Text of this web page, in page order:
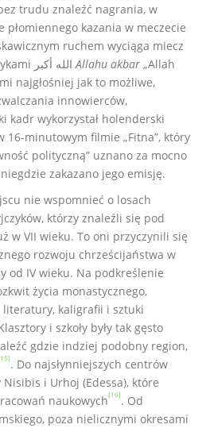
trudu znaleźć nagrania, w
płomiennego kazania w meczecie
ruchem wyciąga miecz
Allahu akbar „Allah
najgłośniej jak to możliwe,
innowierców,
kadr wykorzystał holenderski
16-minutowym filmie „Fitna”, który
polityczną” uznano za mocno
zakazano jego emisję.
nie wspomnieć o losach
którzy znaleźli się pod
w VII wieku. To oni przyczynili się
rozwoju chrześcijaństwa w
od IV wieku. Na podkreślenie
życia monastycznego,
kaligrafii i sztuki
i szkoły były tak gęsto
gdzie indziej podobny region,
. Do najsłynniejszych centrów
Nisibis i Urhoj (Edessa), które
naukowych[16] . Od
poza nielicznymi okresami